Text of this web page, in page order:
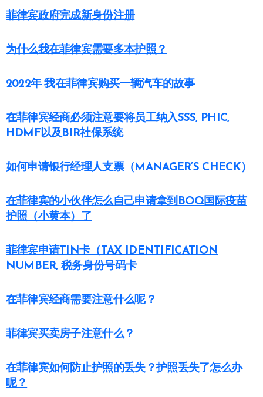
菲律宾政府完成新身份注册
为什么我在菲律宾需要多本护照？
2022年 我在菲律宾购买一辆汽车的故事
在菲律宾经商必须注意要将员工纳入SSS, PHIC,
HDMF以及BIR社保系统
如何申请银行经理人支票（MANAGER’S CHECK）
在菲律宾的小伙伴怎么自己申请拿到BOQ国际疫苗
护照（小黄本）了
菲律宾申请TIN卡（TAX IDENTIFICATION
NUMBER, 税务身份号码卡
在菲律宾经商需要注意什么呢？
菲律宾买卖房子注意什么？
在菲律宾如何防止护照的丢失？护照丢失了怎么办
呢？